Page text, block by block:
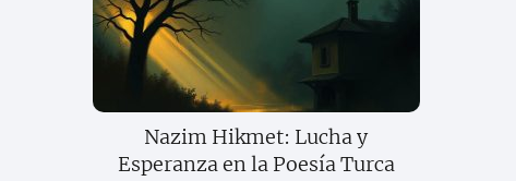
Nazim Hikmet: Lucha y
Esperanza en la Poesía Turca